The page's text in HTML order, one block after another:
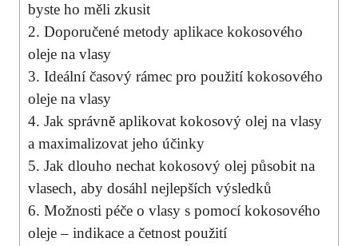
byste ho měli zkusit
2. Doporučené metody aplikace kokosového
oleje na vlasy
3. Ideální časový rámec pro použití kokosového
oleje na vlasy
4. Jak správně aplikovat kokosový olej na vlasy
a maximalizovat jeho účinky
5. Jak dlouho nechat kokosový olej působit na
vlasech, aby dosáhl nejlepších výsledků
6. Možnosti péče o vlasy s pomocí kokosového
oleje – indikace a četnost použití